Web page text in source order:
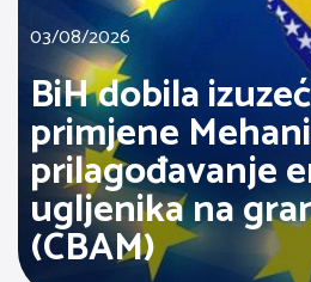
03/08/2026
BiH dobila
primjene
prilagođavanje
ugljenika na
(CBAM)